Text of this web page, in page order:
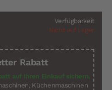
Verfügbarkeit
Nicht auf Lager
Rabatt
auf Ihren Einkauf sichern.
Küchenmaschinen